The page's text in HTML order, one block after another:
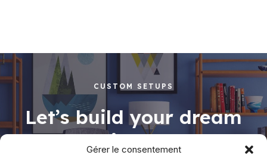
Gérer le consentement
CUSTOM SETUPS
Let’s build your dream
working space